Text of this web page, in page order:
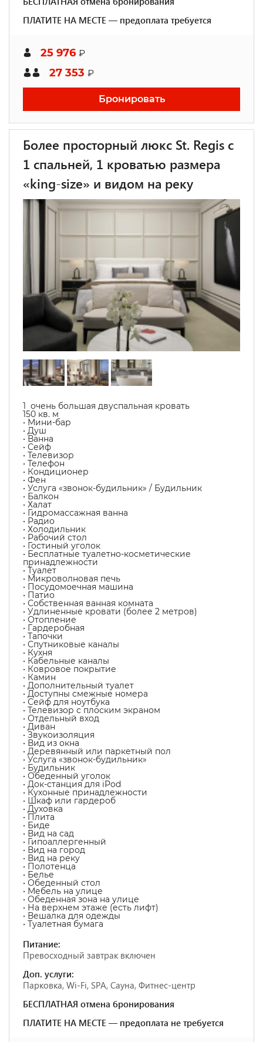
ПЛАТИТЕ НА МЕСТЕ — предоплата требуется
25 976 ₽
27 353 ₽
Бронировать
Более просторный люкс St. Regis с
1 спальней, 1 кроватью размера
«king-size» и видом на реку
1 очень большая двуспальная кровать
150 кв. м
• Мини-бар
• Душ
• Ванна
• Сейф
• Телевизор
• Телефон
• Кондиционер
• Фен
• Услуга «звонок-будильник» / Будильник
• Балкон
• Халат
• Гидромассажная ванна
• Радио
• Холодильник
• Рабочий стол
• Гостиный уголок
• Бесплатные туалетно-косметические
принадлежности
• Туалет
• Микроволновая печь
• Посудомоечная машина
• Патио
• Собственная ванная комната
• Удлиненные кровати (более 2 метров)
• Отопление
• Гардеробная
• Тапочки
• Спутниковые каналы
• Кухня
• Кабельные каналы
• Ковровое покрытие
• Камин
• Дополнительный туалет
• Доступны смежные номера
• Сейф для ноутбука
• Телевизор с плоским экраном
• Отдельный вход
• Диван
• Звукоизоляция
• Вид из окна
• Деревянный или паркетный пол
• Услуга «звонок-будильник»
• Будильник
• Обеденный уголок
• Док-станция для iPod
• Кухонные принадлежности
• Шкаф или гардероб
• Духовка
• Плита
• Биде
• Вид на сад
• Гипоаллергенный
• Вид на город
• Вид на реку
• Полотенца
• Белье
• Обеденный стол
• Мебель на улице
• Обеденная зона на улице
• На верхнем этаже (есть лифт)
• Вешалка для одежды
• Туалетная бумага
Питание:
Превосходный завтрак включен
Доп. услуги:
Парковка, Wi-Fi, SPA, Сауна, Фитнес-центр
БЕСПЛАТНАЯ отмена бронирования
ПЛАТИТЕ НА МЕСТЕ — предоплата не требуется